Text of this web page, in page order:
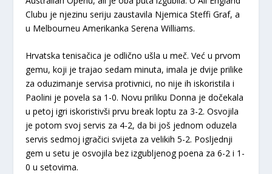
Clubu je njezinu seriju zaustavila Njemica Steffi Graf, a
u Melbourneu Amerikanka Serena Williams.
Hrvatska tenisačica je odlično ušla u meč. Već u prvom
gemu, koji je trajao sedam minuta, imala je dvije prilike
za oduzimanje servisa protivnici, no nije ih iskoristila i
Paolini je povela sa 1-0. Novu priliku Donna je dočekala
u petoj igri iskoristivši prvu break loptu za 3-2. Osvojila
je potom svoj servis za 4-2, da bi još jednom oduzela
servis sedmoj igračici svijeta za velikih 5-2. Posljednji
gem u setu je osvojila bez izgubljenog poena za 6-2 i 1-
0 u setovima.